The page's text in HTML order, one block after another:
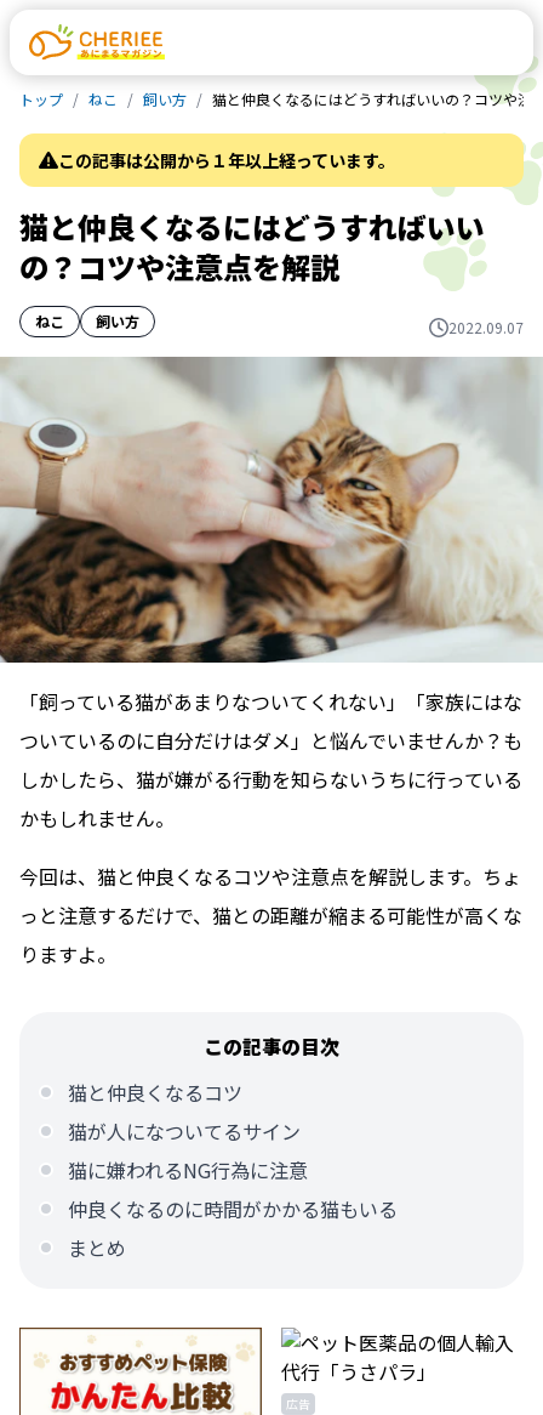
トップ ねこ 飼い方 猫と仲良くなるにはどうすればいいの？コツや注
この記事は公開から１年以上経っています。
猫と仲良くなるにはどうすればいい
の？コツや注意点を解説
ねこ 飼い方 2022.09.07
「飼っている猫があまりなついてくれない」「家族にはな
ついているのに自分だけはダメ」と悩んでいませんか？も
しかしたら、猫が嫌がる行動を知らないうちに行っている
かもしれません。
今回は、猫と仲良くなるコツや注意点を解説します。ちょ
っと注意するだけで、猫との距離が縮まる可能性が高くな
りますよ。
この記事の目次
猫と仲良くなるコツ
猫が人になついてるサイン
猫に嫌われるNG行為に注意
仲良くなるのに時間がかかる猫もいる
まとめ
広告